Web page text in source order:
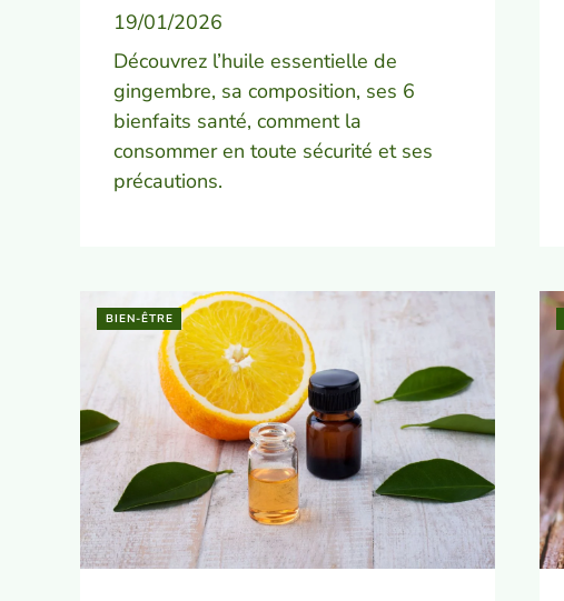
19/01/2026
Découvrez l’huile essentielle de
gingembre, sa composition, ses 6
bienfaits santé, comment la
consommer en toute sécurité et ses
précautions.
BIEN-ÊTRE